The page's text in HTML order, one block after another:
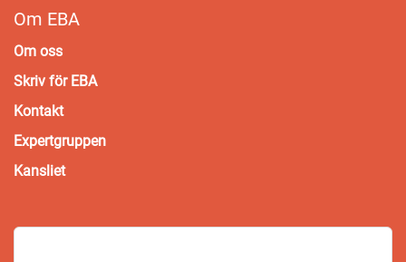
Om EBA
Om oss
Skriv för EBA
Kontakt
Expertgruppen
Kansliet